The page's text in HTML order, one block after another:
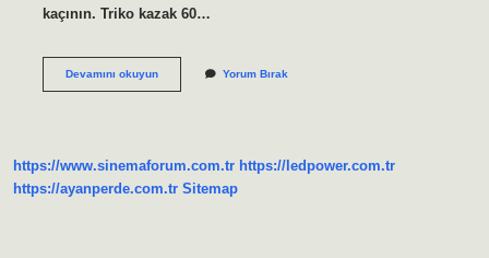
kaçının. Triko kazak 60…
Devamını okuyunBoğazlı
Yorum Bırak
https://www.sinemaforum.com.tr https://ledpower.com.tr
https://ayanperde.com.tr Sitemap